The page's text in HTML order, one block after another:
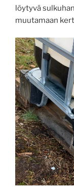
löytyvä
muutamaan